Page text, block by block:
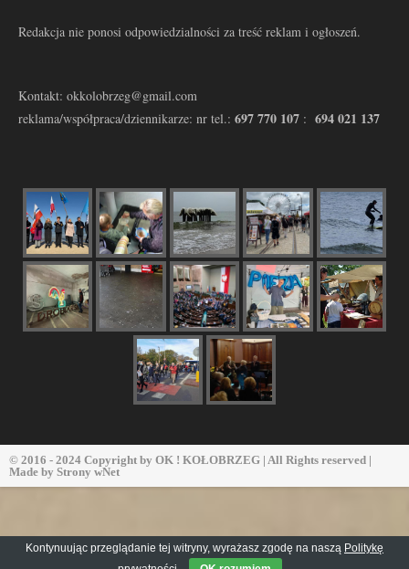
Redakcja nie ponosi odpowiedzialności za treść reklam i ogłoszeń.
Kontakt: okkolobrzeg@gmail.com
reklama/współpraca/dziennikarze: nr tel.: 697 770 107 : 694 021 137
© 2016 - 2024 Copyright by OK ! KOŁOBRZEG | All Rights reserved |
Made by Strony wNet
Kontynuując przeglądanie tej witryny, wyrażasz zgodę na naszą Politykę